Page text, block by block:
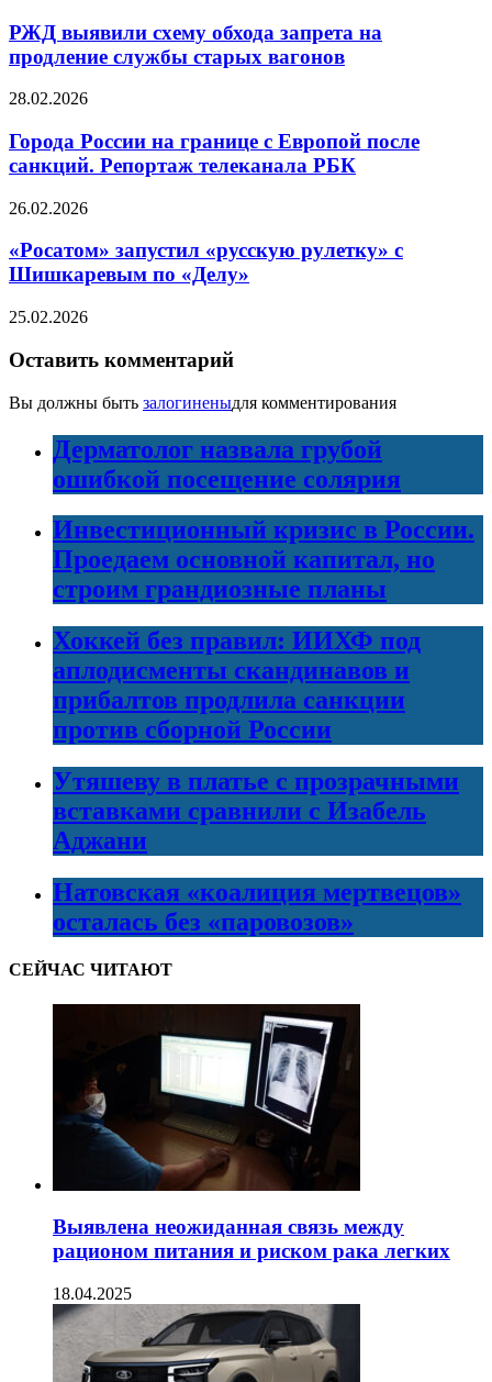
РЖД выявили схему обхода запрета на
продление службы старых вагонов
28.02.2026
Города России на границе с Европой после
санкций. Репортаж телеканала РБК
26.02.2026
«Росатом» запустил «русскую рулетку» с
Шишкаревым по «Делу»
25.02.2026
Оставить комментарий
Вы должны быть залогиненыдля комментирования
Дерматолог назвала грубой
ошибкой посещение солярия
Инвестиционный кризис в России.
Проедаем основной капитал, но
строим грандиозные планы
Хоккей без правил: ИИХФ под
аплодисменты скандинавов и
прибалтов продлила санкции
против сборной России
Утяшеву в платье с прозрачными
вставками сравнили с Изабель
Аджани
Натовская «коалиция мертвецов»
осталась без «паровозов»
СЕЙЧАС ЧИТАЮТ
Выявлена неожиданная связь между
рационом питания и риском рака легких
18.04.2025